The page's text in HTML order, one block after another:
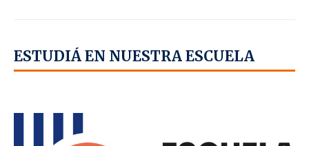
ESTUDIÁ EN NUESTRA ESCUELA